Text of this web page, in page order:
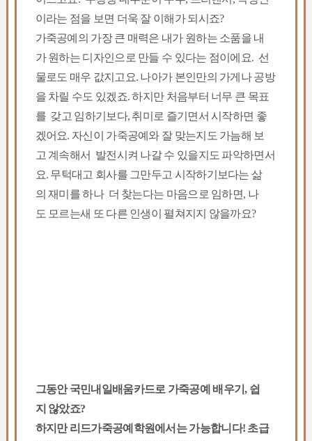
이라는 점을 보면 더욱 잘 이해가 되시죠?
가죽공예의 가장 큰 매력은 내가 원하는 소품을 내
가 원하는 디자인으로 만들 수 있다는 점이에요. 선
물로도 매우 값지고요. 나아가 본인만의 가게나 공방
을 차릴 수도 있겠죠. 하지만 처음부터 너무 큰 목표
를 갖고 임하기보다, 취미로 즐기면서 시작하면 좋
겠어요. 자신이 가죽공예와 잘 맞는지도 가늠해 보
고 계속해서 발전시켜 나갈 수 있을지도 파악하면서
요. 무턱대고 회사를 그만두고 시작하기보다는 삶
의 재미를 하나 더 찾는다는 마음으로 임하면, 나
도 모르는새 또 다른 인생이 펼쳐지지 않을까요?
그동안 국민내일배움카드로 가죽공예 배우기, 쉽
지 않았죠?
하지만 리드가죽공예학원에서는 가능합니다! 초급